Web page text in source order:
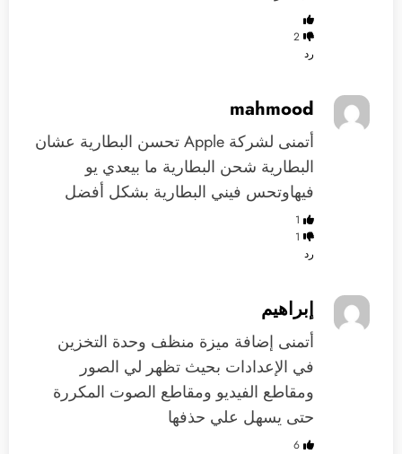
2
رد
mahmood
‏أتمنى لشركة Apple ‏‏تحسن البطارية ‏‏عشان
البطارية ‏شحن البطارية ‏ما بيعدي يو
‏فيها‏وتحس فيني ‏البطارية بشكل أفضل
1
1
رد
إبراهيم
أتمنى إضافة ميزة منظف وحدة التخزين
في الإعدادات بحيث تظهر لي الصور
ومقاطع الفيديو ومقاطع الصوت المكررة
حتى يسهل علي حذفها
6